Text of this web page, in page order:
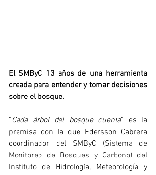
El SMByC 13 años de una herramienta
creada para entender y tomar decisiones
sobre el bosque.
“Cada árbol del bosque cuenta” es la
premisa con la que Edersson Cabrera
coordinador del SMByC (Sistema de
Monitoreo de Bosques y Carbono) del
Instituto de Hidrología, Meteorología y